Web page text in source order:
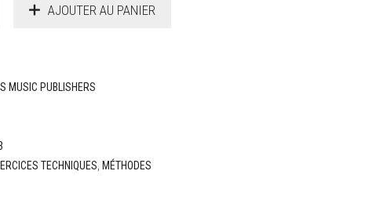
AJOUTER AU PANIER
MUSIC PUBLISHERS
TECHNIQUES MÉTHODES